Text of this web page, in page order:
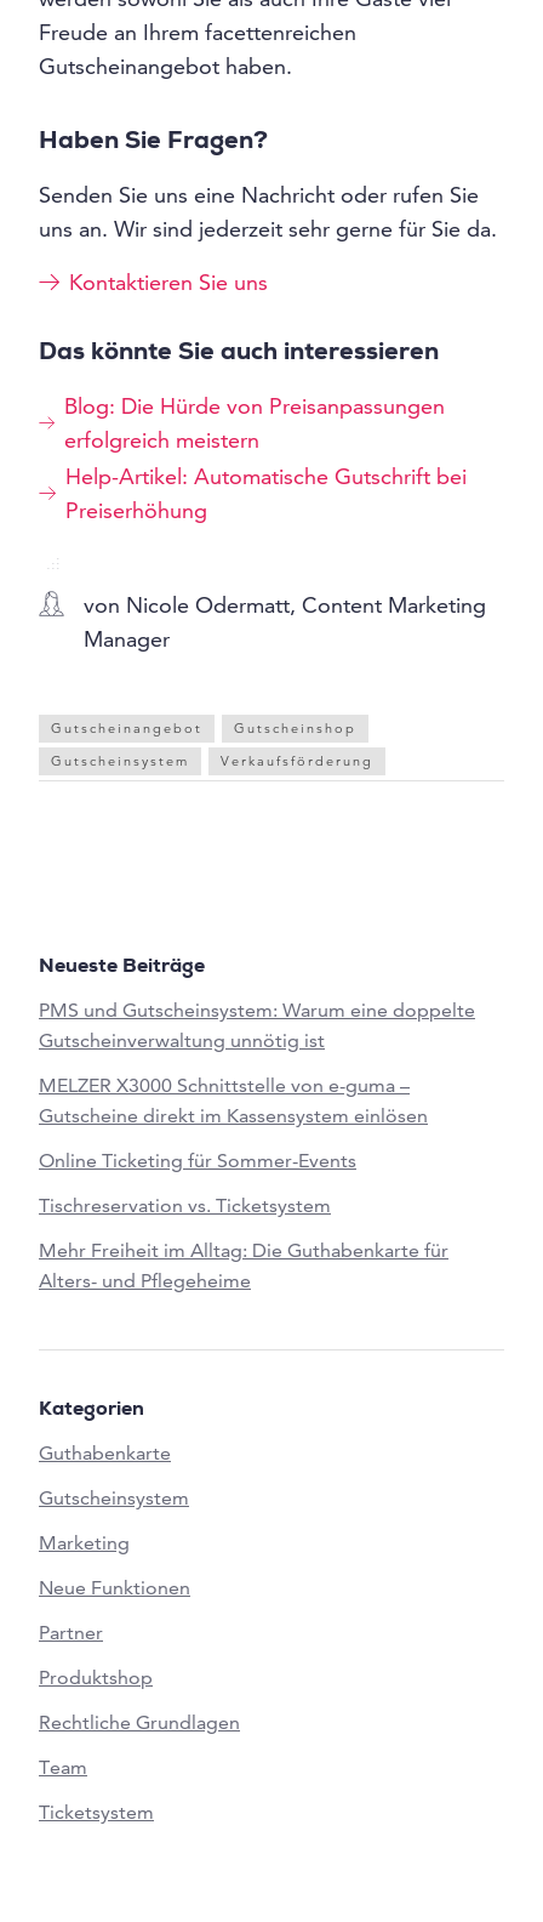
Neueste Beiträge
PMS und Gutscheinsystem: Warum eine doppelte
Gutscheinverwaltung unnötig ist
MELZER X3000 Schnittstelle von e-guma –
Gutscheine direkt im Kassensystem einlösen
Online Ticketing für Sommer-Events
Tischreservation vs. Ticketsystem
Mehr Freiheit im Alltag: Die Guthabenkarte für
Alters- und Pflegeheime
Kategorien
Guthabenkarte
Gutscheinsystem
Marketing
Neue Funktionen
Partner
Produktshop
Rechtliche Grundlagen
Team
Ticketsystem
Freude an Ihrem facettenreichen
Gutscheinangebot haben.
Haben Sie Fragen?
Senden Sie uns eine Nachricht oder rufen Sie
uns an. Wir sind jederzeit sehr gerne für Sie da.
Kontaktieren Sie uns
Das könnte Sie auch interessieren
Blog: Die Hürde von Preisanpassungen
erfolgreich meistern
Help-Artikel: Automatische Gutschrift bei
Preiserhöhung
von Nicole Odermatt, Content Marketing
Manager
Gutscheinangebot
Gutscheinshop
Gutscheinsystem
Verkaufsförderung